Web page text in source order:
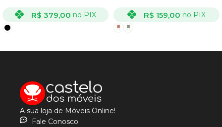
R$ 379,00 no PIX R$ 159,00 no PIX
A sua loja de Móveis Online!
Fale Conosco